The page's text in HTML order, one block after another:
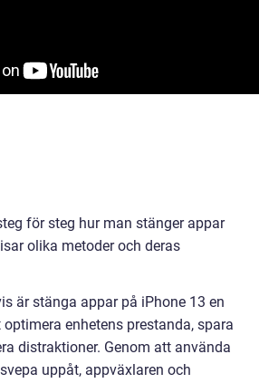
för steg hur man stänger appar
olika metoder och deras
är stänga appar på iPhone 13 en
enhetens prestanda, spara
distraktioner. Genom att använda
uppåt, appväxlaren och